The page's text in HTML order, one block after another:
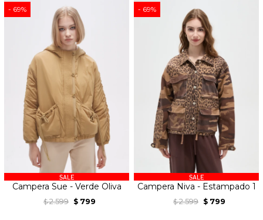
69
Campera Sue - Verde Oliva
$ 2.599 $ 799
69
Campera Niva - Estampado 1
$ 2.599 $ 799